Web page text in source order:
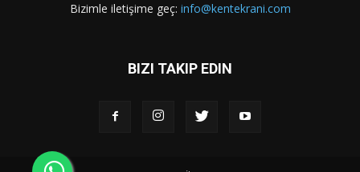
Bizimle iletişime geç: info@kentekrani.com
BIZI TAKIP EDIN